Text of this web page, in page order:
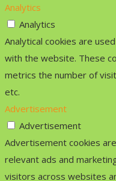
Analytics
Analytics
Analytical cookies are
with the website. These
metrics the number of
etc.
Advertisement
Advertisement
Advertisement cookies
relevant ads and
visitors across websites